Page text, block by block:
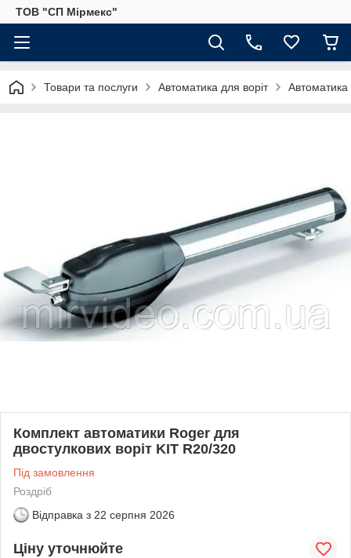
ТОВ "СП Мірмекс"
Товари та послуги Автоматика для воріт Автоматика
Комплект автоматики Roger для
двостулкових воріт KIT R20/320
Під замовлення
Роздріб
Відправка з 22 серпня 2026
Ціну уточнюйте